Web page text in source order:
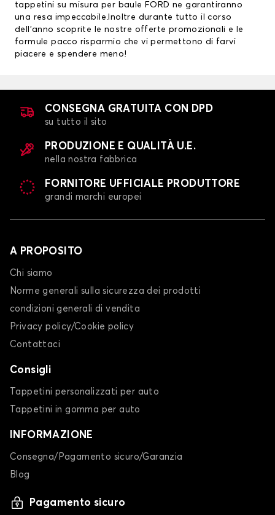
tappetini su misura per baule FORD ne garantiranno
una resa impeccabile.Inoltre durante tutto il corso
dell’anno scoprite le nostre offerte promozionali e le
formule pacco risparmio che vi permettono di farvi
piacere e spendere meno!
CONSEGNA GRATUITA CON DPD
su tutto il sito
PRODUZIONE E QUALITÀ U.E.
nella nostra fabbrica
FORNITORE UFFICIALE PRODUTTORE
grandi marchi europei
A PROPOSITO
Chi siamo
Norme generali sulla sicurezza dei prodotti
condizioni generali di vendita
Privacy policy/Cookie policy
Contattaci
Consigli
Tappetini personalizzati per auto
Tappetini in gomma per auto
INFORMAZIONE
Consegna/Pagamento sicuro/Garanzia
Blog
Pagamento sicuro